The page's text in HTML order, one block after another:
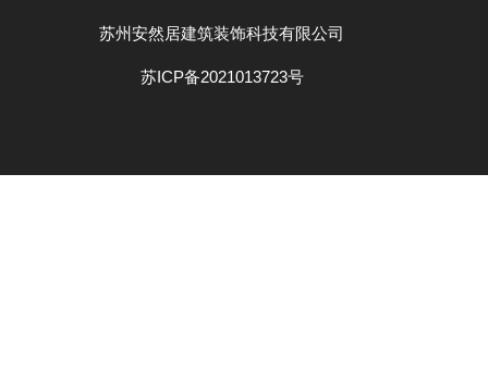
苏州安然居建筑装饰科技有限公司
苏ICP备2021013723号